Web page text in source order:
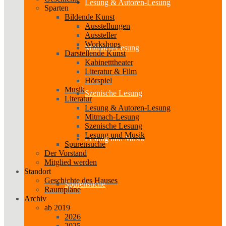
Lesung & Autoren-Lesung
Mitmach-Lesung
Szenische Lesung
Lesung und Musik
Spurensuche
Sparten
Bildende Kunst
Ausstellungen
Aussteller
Workshops
Darstellende Kunst
Kabinetttheater
Literatur & Film
Hörspiel
Musik
Literatur
Lesung & Autoren-Lesung
Mitmach-Lesung
Szenische Lesung
Lesung und Musik
Spurensuche
Der Vorstand
Mitglied werden
Standort
Geschichte des Hauses
Raumpläne
Archiv
ab 2019
2026